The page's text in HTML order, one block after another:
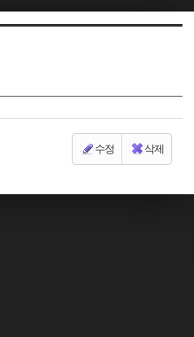
수정 삭제
북5
치북5